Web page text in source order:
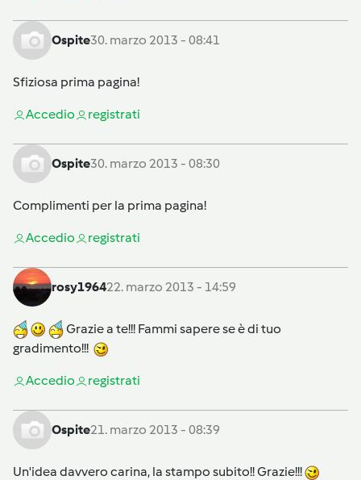
Ospite30. marzo 2013 - 08:41
Sfiziosa prima pagina!
Accedio registrati
Ospite30. marzo 2013 - 08:30
Complimenti per la prima pagina!
Accedio registrati
rosy196422. marzo 2013 - 14:59
Grazie a te!!! Fammi sapere se è di tuo
gradimento!!!
Accedio registrati
Ospite21. marzo 2013 - 08:39
Un'idea davvero carina, la stampo subito!! Grazie!!!